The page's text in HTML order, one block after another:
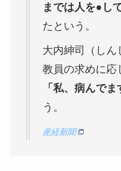
までは人を●し
たという。
大内紳司（しん
教員の求めに応
「私、病んでま
う。
産経新聞